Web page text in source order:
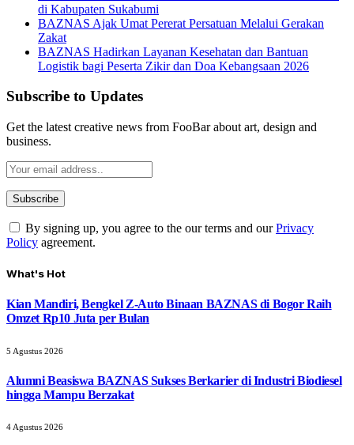
di Kabupaten Sukabumi
BAZNAS Ajak Umat Pererat Persatuan Melalui Gerakan
Zakat
BAZNAS Hadirkan Layanan Kesehatan dan Bantuan
Logistik bagi Peserta Zikir dan Doa Kebangsaan 2026
Subscribe to Updates
Get the latest creative news from FooBar about art, design and
business.
By signing up, you agree to the our terms and ourPrivacy
Policy agreement.
What's Hot
Kian Mandiri, Bengkel Z-Auto Binaan BAZNAS di Bogor Raih
Omzet Rp10 Juta per Bulan
5 Agustus 2026
Alumni Beasiswa BAZNAS Sukses Berkarier di Industri Biodiesel
hingga Mampu Berzakat
4 Agustus 2026